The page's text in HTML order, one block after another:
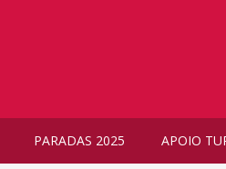
PARADAS 2025 APOIO